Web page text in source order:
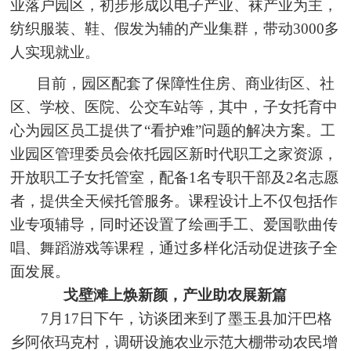
业落户园区，初步形成以电子产业、袜产业为主，
纺织服装、鞋、假发为辅的产业集群，带动3000多
人实现就业。
目前，园区配套了保障性住房、商业街区、社
区、学校、医院、公交车站等，其中，子女托育中
心为园区员工提供了“看护难”问题的解决方案。工
业园区管理委员会依托园区新时代职工之家资源，
开放职工子女托管室，配备1名专职干部及2名志愿
者，提供全天候托管服务。课程设计上不仅包括作
业专项辅导，同时还设置了绘画手工、爱国歌曲传
唱、舞蹈游戏等课程，通过多样化活动促进孩子全
面发展。
戈壁滩上焕新颜，产业助农展新篇
7月17日下午，访谈团来到了墨玉县加汗巴格
乡阿依玛克村，调研设施农业示范大棚带动农民增